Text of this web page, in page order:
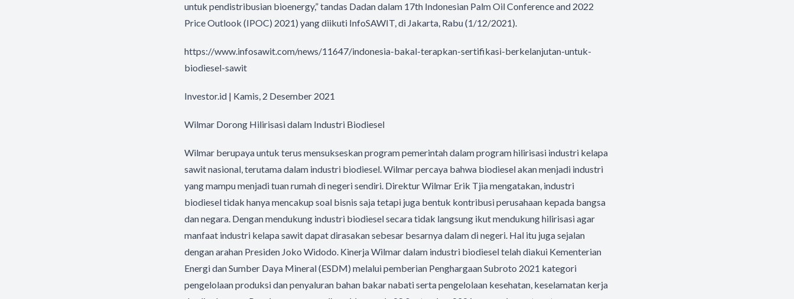
untuk pendistribusian bioenergy,” tandas Dadan dalam 17th Indonesian Palm Oil Conference and 2022
Price Outlook (IPOC) 2021) yang diikuti InfoSAWIT, di Jakarta, Rabu (1/12/2021).
https://www.infosawit.com/news/11647/indonesia-bakal-terapkan-sertifikasi-berkelanjutan-untuk-
biodiesel-sawit
Investor.id | Kamis, 2 Desember 2021
Wilmar Dorong Hilirisasi dalam Industri Biodiesel
Wilmar berupaya untuk terus mensukseskan program pemerintah dalam program hilirisasi industri kelapa
sawit nasional, terutama dalam industri biodiesel. Wilmar percaya bahwa biodiesel akan menjadi industri
yang mampu menjadi tuan rumah di negeri sendiri. Direktur Wilmar Erik Tjia mengatakan, industri
biodiesel tidak hanya mencakup soal bisnis saja tetapi juga bentuk kontribusi perusahaan kepada bangsa
dan negara. Dengan mendukung industri biodiesel secara tidak langsung ikut mendukung hilirisasi agar
manfaat industri kelapa sawit dapat dirasakan sebesar besarnya dalam di negeri. Hal itu juga sejalan
dengan arahan Presiden Joko Widodo. Kinerja Wilmar dalam industri biodiesel telah diakui Kementerian
Energi dan Sumber Daya Mineral (ESDM) melalui pemberian Penghargaan Subroto 2021 kategori
pengelolaan produksi dan penyaluran bahan bakar nabati serta pengelolaan kesehatan, keselamatan kerja